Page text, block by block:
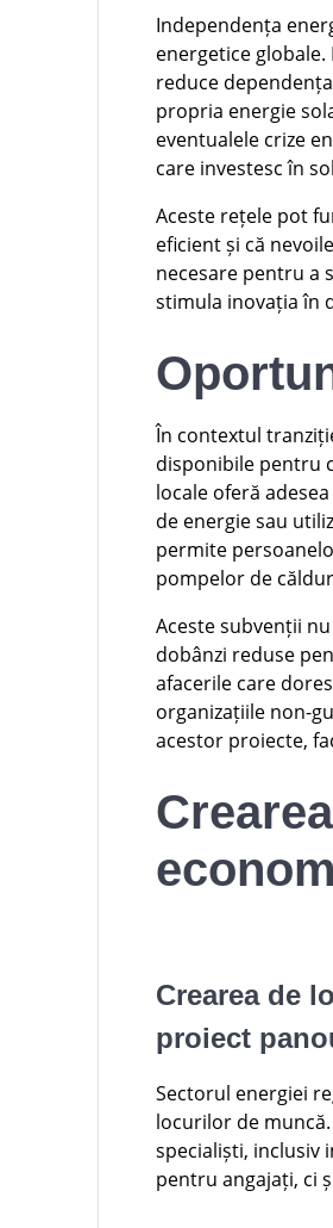
Independența
energetice
reduce
propria energie
eventualele crize
care investesc în
Aceste rețele pot
eficient și că
necesare pentru a
stimula inovația în
În contextul
disponibile pentru
locale oferă
de energie sau
permite
pompelor de
Aceste subvenții
dobânzi reduse
afacerile care
organizațiile non-
acestor proiecte,
Crearea de
proiect
Sectorul energiei
locurilor de
specialiști, inclusiv
pentru angajați, ci